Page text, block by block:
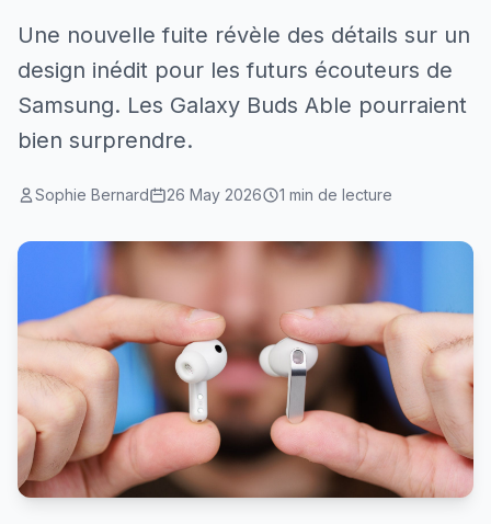
Une nouvelle fuite révèle des détails sur un
design inédit pour les futurs écouteurs de
Samsung. Les Galaxy Buds Able pourraient
bien surprendre.
Sophie Bernard 26 May 2026 1 min de lecture